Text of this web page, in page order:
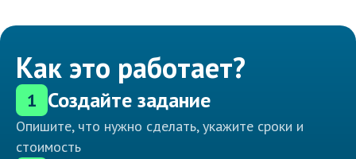
Как это работает?
1 Создайте задание
Опишите, что нужно сделать, укажите сроки и
стоимость